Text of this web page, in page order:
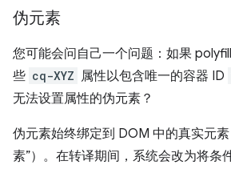
伪元素
您可能会问自己一个问题：如果
些 cq-XYZ 属性以包含唯一的容器 ID
无法设置属性的伪元素？
伪元素始终绑定到 DOM 中的真实元
素”）。 在转译期间，系统会改为将条